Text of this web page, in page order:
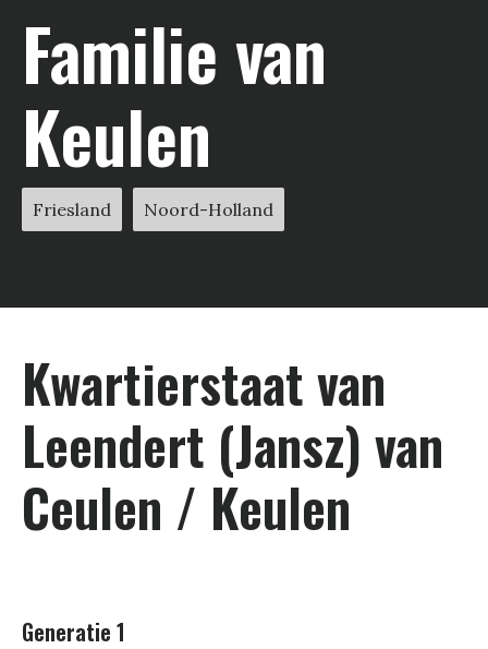
Familie van
Keulen
Friesland Noord-Holland
Kwartier­staat van
Leendert (Jansz) van
Ceulen / Keulen
Generatie 1